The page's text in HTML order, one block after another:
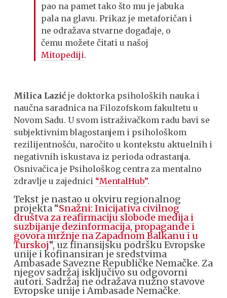
pao na pamet tako što mu je jabuka
pala na glavu. Prikaz je metaforičan i
ne odražava stvarne događaje, o
čemu možete čitati u našoj
Mitopediji.
Milica Lazićje doktorka psiholoških nauka i
naučna saradnica na Filozofskom fakultetu u
Novom Sadu. U svom istraživačkom radu bavi se
subjektivnim blagostanjem i psihološkom
rezilijentnošću, naročito u kontekstu aktuelnih i
negativnih iskustava iz perioda odrastanja.
Osnivačica je Psihološkog centra za mentalno
zdravlje u zajednici “MentalHub”.
Tekst je nastao u okviru regionalnog
projekta “Snažni: Inicijativa civilnog
društva za reafirmaciju slobode medija i
suzbijanje dezinformacija, propagande i
govora mržnje na Zapadnom Balkanu i u
Turskoj“, uz finansijsku podršku Evropske
unije i kofinansiran je sredstvima
Ambasade Savezne Republičke Nemačke. Za
njegov sadržaj isključivo su odgovorni
autori. Sadržaj ne odražava nužno stavove
Evropske unije i Ambasade Nemačke.